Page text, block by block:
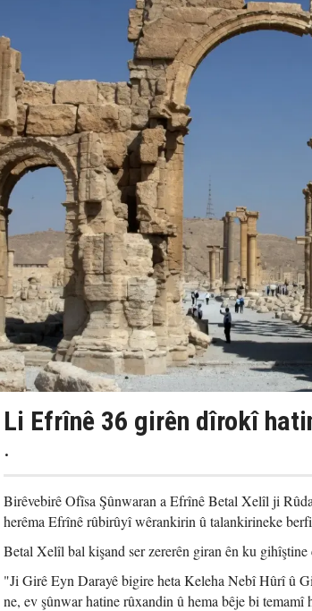
Li Efrînê 36 girên dîrokî
.
Birêvebirê Ofîsa Şûnwaran a Efrînê Betal Xelîl ji
herêma Efrînê rûbirûyî wêrankirin û talankirineke
Betal Xelîl bal kişand ser zererên giran ên ku
"Ji Girê Eyn Darayê bigire heta Keleha Nebî Hûrî û
ne, ev şûnwar hatine rûxandin û hema bêje bi